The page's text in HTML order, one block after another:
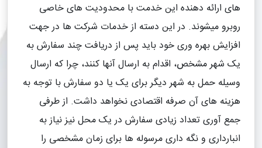
های ارائه دهنده این خدمت با محدودیت های خاصی
روبرو میشوند. در این دسته از خدمات شرکت ها در جهت
افزایش بهره وری خود باید پس از دریافت چند سفارش به
یک شهر مشخص، اقدام به ارسال آنها کنند، چرا که ارسال
وسیله حمل به شهر دیگر برای یک یا دو سفارش با توجه به
هزینه های آن صرفه اقتصادی نخواهد داشت. از طرفی
جمع آوری تعداد زیادی سفارش در یک محل نیز نیاز به
انبارداری و نگه داری مرسوله ها برای زمان مشخصی را